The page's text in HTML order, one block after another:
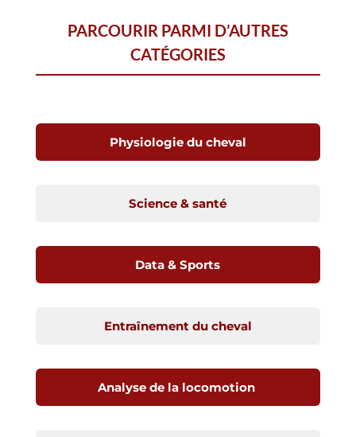
PARCOURIR PARMI D’AUTRES
CATÉGORIES
Physiologie du cheval
Science & santé
Data & Sports
Entraînement du cheval
Analyse de la locomotion